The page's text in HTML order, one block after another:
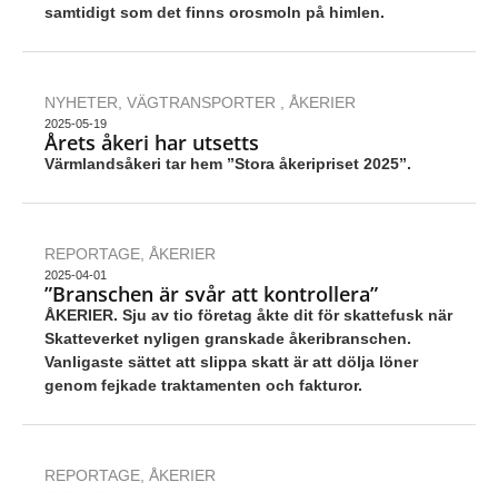
samtidigt som det finns orosmoln på himlen.
NYHETER, VÄGTRANSPORTER , ÅKERIER
2025-05-19
Årets åkeri har utsetts
Värmlandsåkeri tar hem ”Stora åkeripriset 2025”.
REPORTAGE, ÅKERIER
2025-04-01
”Branschen är svår att kontrollera”
ÅKERIER. Sju av tio företag åkte dit för skattefusk när
Skatteverket nyligen granskade åkeribranschen.
Vanligaste sättet att slippa skatt är att dölja löner
genom fejkade traktamenten och fakturor.
REPORTAGE, ÅKERIER